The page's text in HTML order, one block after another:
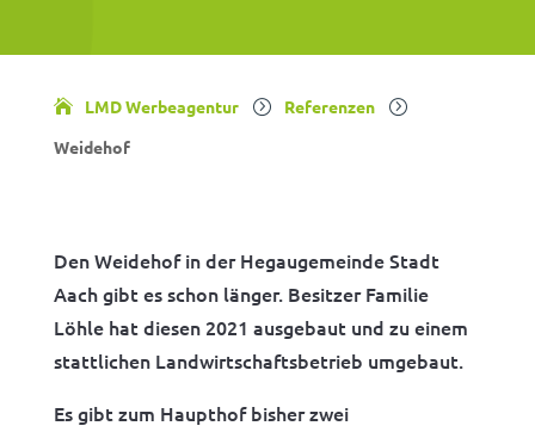
LMD Werbeagentur = Referenzen =
Weidehof
Den Weidehof in der Hegaugemeinde Stadt
Aach gibt es schon länger. Besitzer Familie
Löhle hat diesen 2021 ausgebaut und zu einem
stattlichen Landwirtschaftsbetrieb umgebaut.
Es gibt zum Haupthof bisher zwei